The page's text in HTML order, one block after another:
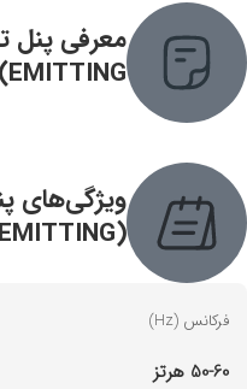
EMITTING)
(Back EMITTING)
فرکانس (Hz)
50-60 هرتز